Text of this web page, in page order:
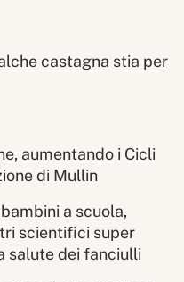
castagna stia per
aumentando i Cicli
di Mullin
a scuola,
scientifici super
salute dei fanciulli